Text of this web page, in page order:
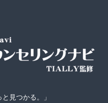
見つかる。」